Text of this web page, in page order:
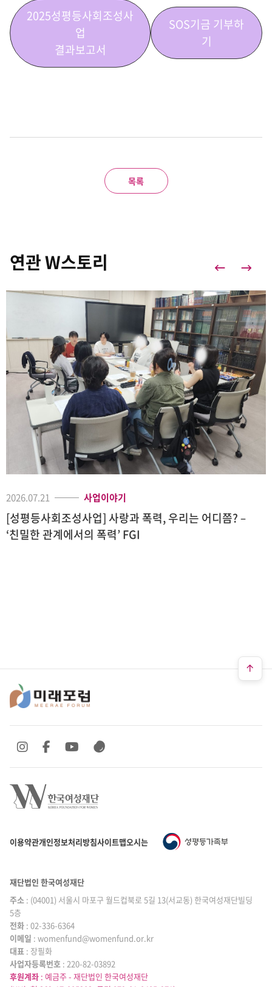
2025성평등사회조성사
업
결과보고서
SOS기금 기부하
기
목록
연관 W스토리
2026.07.21 사업이야기
[성평등사회조성사업] 사랑과 폭력, 우리는 어디쯤? –
‘친밀한 관계에서의 폭력’ FGI
이용약관개인정보처리방침사이트맵오시는 길
SNS 바로가기
SNS 바로가기SNS 바로가기
SNS 바로가기
재단법인 한국여성재단
주소 : (04001) 서울시 마포구 월드컵북로 5길 13(서교동) 한국여성재단빌딩
5층
전화 : 02-336-6364
|
이메일 : womenfund@womenfund.or.kr
|
대표 : 장필화
|
사업자등록번호 : 220-82-03892
후원계좌 : 예금주 - 재단법인 한국여성재단